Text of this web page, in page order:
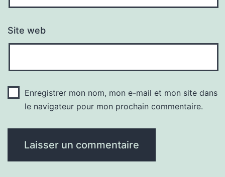
Site web
Enregistrer mon nom, mon e-mail et mon site dans
le navigateur pour mon prochain commentaire.